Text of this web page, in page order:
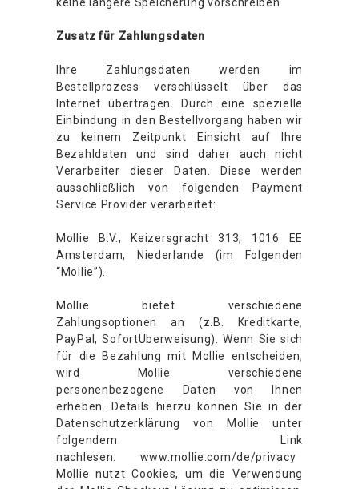
Zusatz für Zahlungsdaten
Ihre Zahlungsdaten werden im
Bestellprozess verschlüsselt über das
Internet übertragen. Durch eine spezielle
Einbindung in den Bestellvorgang haben wir
zu keinem Zeitpunkt Einsicht auf Ihre
Bezahldaten und sind daher auch nicht
Verarbeiter dieser Daten. Diese werden
ausschließlich von folgenden Payment
Service Provider verarbeitet:
Mollie B.V., Keizersgracht 313, 1016 EE
Amsterdam, Niederlande (im Folgenden
“Mollie”).
Mollie bietet verschiedene
Zahlungsoptionen an (z.B. Kreditkarte,
PayPal, SofortÜberweisung). Wenn Sie sich
für die Bezahlung mit Mollie entscheiden,
wird Mollie verschiedene
personenbezogene Daten von Ihnen
erheben. Details hierzu können Sie in der
Datenschutzerklärung von Mollie unter
folgendem Link
nachlesen: www.mollie.com/de/privacy
Mollie nutzt Cookies, um die Verwendung